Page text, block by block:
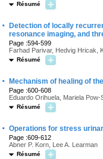
Résumé
·
Detection of locally
resonance imaging, and
Page :594-599
Farhad Parivar, Hedvig Hricak,
Résumé
· Mechanism of healing of
Page :600-608
Eduardo Orihuela, Mariela
Résumé
· Operations for stress
Page :609-612
Abner P. Korn, Lee A. Learman
Résumé